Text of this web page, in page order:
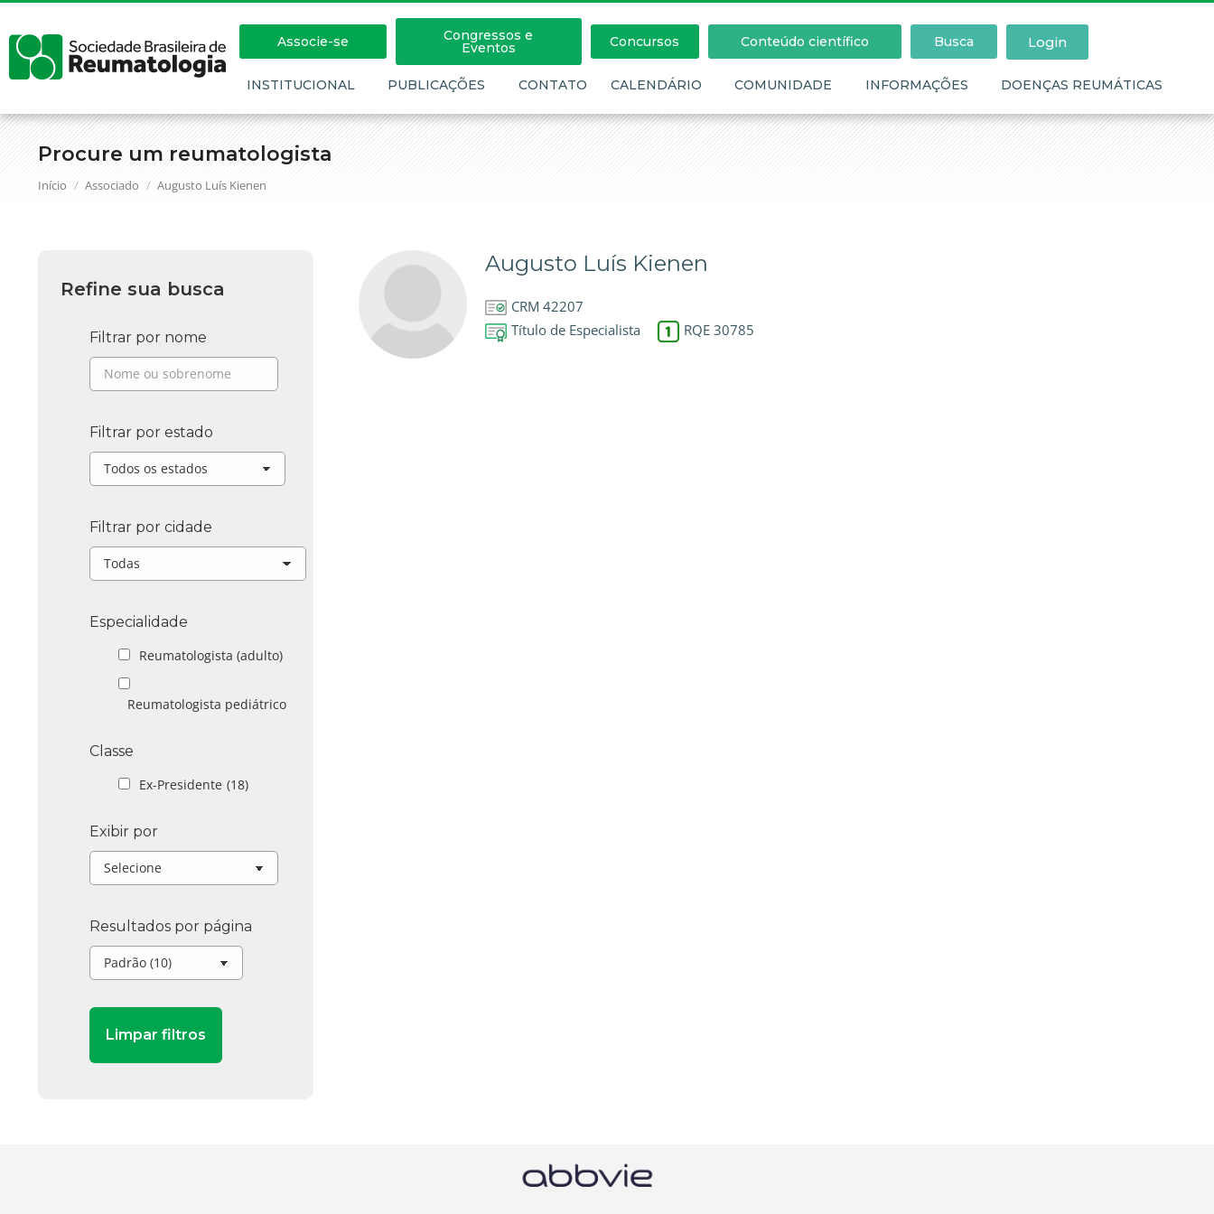
Procure um reumatologista
Você está aqui:
Início Associado Augusto Luís Kienen
Associe-se Congressos e
Eventos Concursos Conteúdo científico Busca Login
INSTITUCIONAL PUBLICAÇÕES CONTATO CALENDÁRIO COMUNIDADE INFORMAÇÕES DOENÇAS REUMÁTICAS
Augusto Luís Kienen
CRM 42207
Título de Especialista
RQE 30785
Refine sua busca
Filtrar por nome
Filtrar por estado
Filtrar por cidade
Especialidade
Reumatologista (adulto)
Reumatologista pediátrico
Classe
Ex-Presidente (18)
Exibir por
Resultados por página